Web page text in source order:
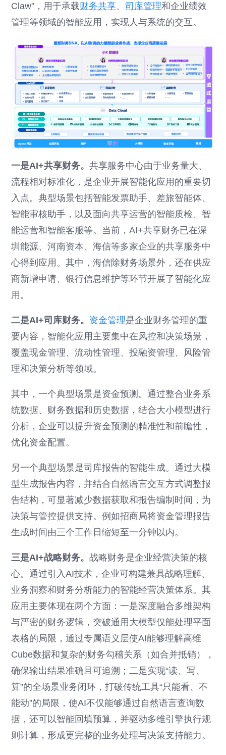
Claw”，用于承载财务共享、司库管理和企业绩效
管理等领域的智能应用，实现人与系统的交互。
一是AI+共享财务。共享服务中心由于业务量大、
流程相对标准化，是企业开展智能化应用的重要切
入点。典型场景包括智能发票助手、差旅智能体、
智能审核助手，以及面向共享运营的智能质检、智
能运营和智能客服等。当前，AI+共享财务已在深
圳能源、河南资本、海信等多家企业的共享服务中
心得到应用。其中，海信除财务场景外，还在供应
商新增申请、银行信息维护等环节开展了智能化应
用。
二是AI+司库财务。 资金管理是企业财务管理的重
要内容，智能化应用主要集中在风控和决策场景，
覆盖现金管理、流动性管理、投融资管理、风险管
理和决策分析等领域。
其中，一个典型场景是资金预测。通过整合业务系
统数据、财务数据和历史数据，结合大小模型进行
分析，企业可以提升资金预测的精准性和前瞻性，
优化资金配置。
另一个典型场景是司库报告的智能生成。通过大模
型生成报告内容，并结合自然语言交互方式调整报
告结构，可显著减少数据获取和报告编制时间，为
决策与管控提供支持。例如招商局将资金管理报告
生成时间由三个工作日缩短至一分钟以内。
三是AI+战略财务。战略财务是企业经营决策的核
心。通过引入AI技术，企业可构建兼具战略理解、
业务洞察和财务分析能力的智能经营决策体系。其
应用主要体现在两个方面：一是深度融合多维架构
与严密的财务逻辑，突破通用大模型仅能处理平面
表格的局限，通过专属语义层使AI能够理解高维
Cube数据和复杂的财务勾稽关系（如合并抵销），
确保输出结果准确且可追溯；二是实现“读、写、
算”的全场景业务闭环，打破传统工具“只能看、不
能动”的局限，使AI不仅能够通过自然语言查询数
据，还可以智能回填预算，并驱动多维引擎执行规
则计算，形成更完整的业务处理与决策支持能力。